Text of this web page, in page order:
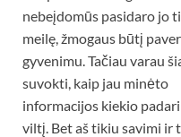
nebeįdomūs pasidaro jo
meilę, žmogaus būtį
gyvenimu. Tačiau varau
suvokti, kaip jau minėto
informacijos kiekio
viltį. Bet aš tikiu savimi ir